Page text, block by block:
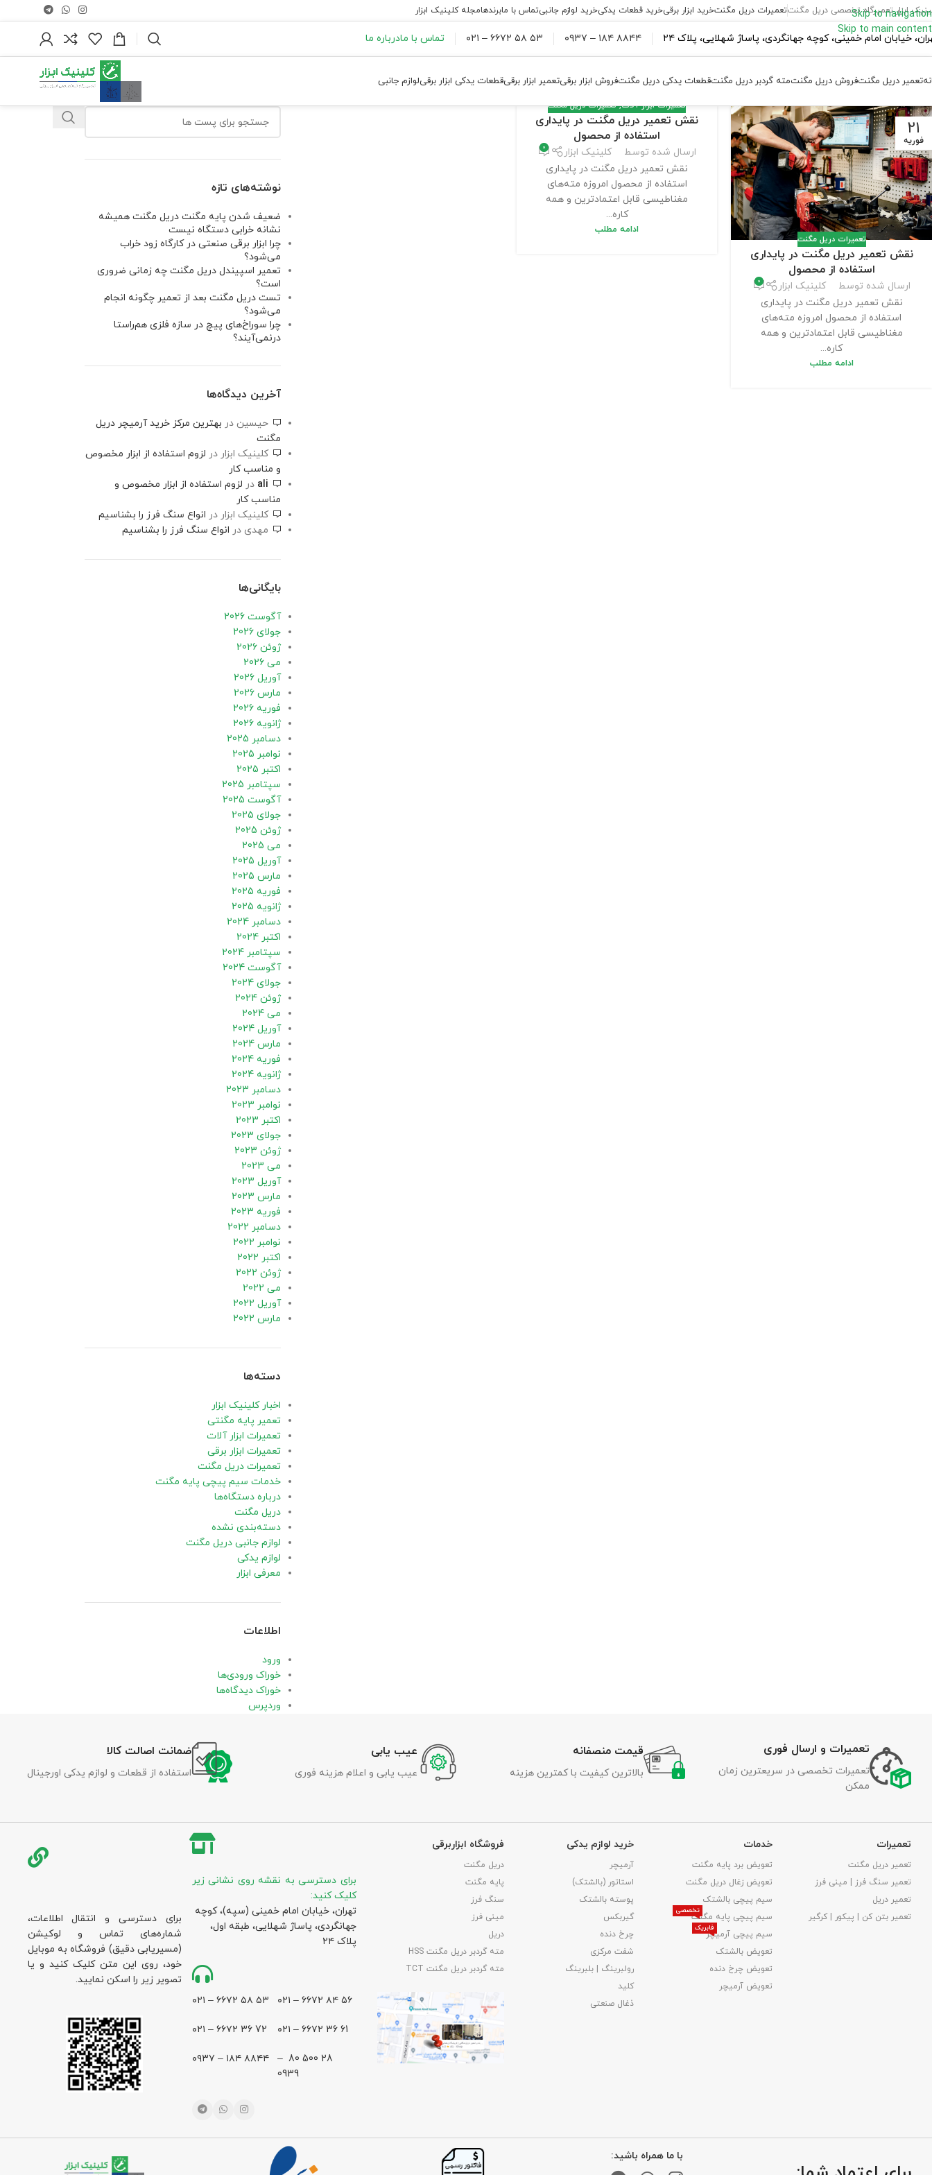
Skip to navigation
Skip to main content
ابزار تعمیرگاه تخصصی دریل مگنتتعمیرات دریل مگنتخرید ابزار برقیخرید قطعات یدکیخرید لوازم جانبیتماس با مابرندهامجله کلینیک ابزار
خیابان امام خمینی، کوچه جهانگردی، پاساژ شهلایی، پلاک ۲۴ ۸۸۴۴ ۱۸۴ – ۰۹۳۷ ۵۳ ۵۸ ۶۶۷۲ – ۰۲۱ تماس با مادرباره ما
تعمیر دریل مگنتفروش دریل مگنتمته گردبر دریل مگنتقطعات یدکی دریل مگنتفروش ابزار برقیتعمیر ابزار برقیقطعات یدکی ابزار برقیلوازم جانبی
21
فوریه
تعمیرات دریل مگنت
نقش تعمیر دریل مگنت در پایداری
استفاده از محصول
ارسال شده توسط کلینیک ابزار 0
نقش تعمیر دریل مگنت در پایداری
استفاده از محصول امروزه مته‌های
مغناطیسی قابل اعتمادترین و همه
کاره...
ادامه مطلب
تعمیرات ابزار آلات,تعمیرات دریل مگنت
نقش تعمیر دریل مگنت در پایداری
استفاده از محصول
ارسال شده توسط کلینیک ابزار 0
نقش تعمیر دریل مگنت در پایداری
استفاده از محصول امروزه مته‌های
مغناطیسی قابل اعتمادترین و همه
کاره...
ادامه مطلب
نوشته‌های تازه
ضعیف شدن پایه مگنت دریل مگنت همیشه
نشانه خرابی دستگاه نیست
چرا ابزار برقی صنعتی در کارگاه زود خراب
می‌شود؟
تعمیر اسپیندل دریل مگنت چه زمانی ضروری
است؟
تست دریل مگنت بعد از تعمیر چگونه انجام
می‌شود؟
چرا سوراخ‌های پیچ در سازه فلزی هم‌راستا
درنمی‌آیند؟
آخرین دیدگاه‌ها
حیسین در بهترین مرکز خرید آرمیچر دریل
مگنت
کلینیک ابزار در لزوم استفاده از ابزار مخصوص
و مناسب کار
ali در لزوم استفاده از ابزار مخصوص و
مناسب کار
کلینیک ابزار در انواع سنگ فرز را بشناسیم
مهدی در انواع سنگ فرز را بشناسیم
بایگانی‌ها
آگوست 2026
جولای 2026
ژوئن 2026
می 2026
آوریل 2026
مارس 2026
فوریه 2026
ژانویه 2026
دسامبر 2025
نوامبر 2025
اکتبر 2025
سپتامبر 2025
آگوست 2025
جولای 2025
ژوئن 2025
می 2025
آوریل 2025
مارس 2025
فوریه 2025
ژانویه 2025
دسامبر 2024
اکتبر 2024
سپتامبر 2024
آگوست 2024
جولای 2024
ژوئن 2024
می 2024
آوریل 2024
مارس 2024
فوریه 2024
ژانویه 2024
دسامبر 2023
نوامبر 2023
اکتبر 2023
جولای 2023
ژوئن 2023
می 2023
آوریل 2023
مارس 2023
فوریه 2023
دسامبر 2022
نوامبر 2022
اکتبر 2022
ژوئن 2022
می 2022
آوریل 2022
مارس 2022
دسته‌ها
اخبار کلینیک ابزار
تعمیر پایه مگنتی
تعمیرات ابزار آلات
تعمیرات ابزار برقی
تعمیرات دریل مگنت
خدمات سیم پیچی پایه مگنت
درباره دستگاه‌ها
دریل مگنت
دسته‌بندی نشده
لوازم جانبی دریل مگنت
لوازم یدکی
معرفی ابزار
اطلاعات
ورود
خوراک ورودی‌ها
خوراک دیدگاه‌ها
وردپرس
تعمیرات و ارسال فوری
تعمیرات تخصصی در سریعترین زمان
ممکن
قیمت منصفانه
بالاترین کیفیت با کمترین هزینه
عیب یابی
عیب یابی و اعلام هزینه فوری
ضمانت اصالت کالا
استفاده از قطعات و لوازم یدکی اورجینال
تعمیرات
تعمیر دریل مگنت
تعمیر سنگ فرز | مینی فرز
تعمیر دریل
تعمیر بتن کن | پیکور | کرگیر
خدمات
تعویض برد پایه مگنت
تعویض زغال دریل مگنت
سیم پیچی بالشتک
سیم پیچی پایه مگنت
تخصصی
سیم پیچی آرمیچر
فابریک
تعویض بالشتک​
تعویض چرخ دنده
تعویض آرمیچر
خرید لوازم یدکی
آرمیچر
استاتور (بالشتک)
پوسته بالشتک
گیربکس
چرخ دنده
شفت مرکزی
رولبرینگ | بلبرینگ
کلید
ذغال صنعتی
فروشگاه ابزاربرقی
دریل مگنت
پایه مگنت
سنگ فرز
مینی فرز
دریل
مته گردبر دریل مگنت HSS
مته گردبر دریل مگنت TCT
برای دسترسی به نقشه روی نشانی زیر
کلیک کنید:
تهران، خیابان امام خمینی (سپه)، کوچه
جهانگردی،‌ پاساژ شهلایی، طبقه اول،
پلاک ۲۴
۵۶ ۸۴ ۶۶۷۲ – ۰۲۱
61 36 ۶۶۷۲ – ۰۲۱
28 500 80 –
0939
۵۳ ۵۸ ۶۶۷۲ – ۰۲۱
72 36 ۶۶۷۲ – ۰۲۱
۸۸۴۴ ۱۸۴ – ۰۹۳۷
برای دسترسی و انتقال اطلاعات،
شماره‌های تماس و لوکیشن
(مسیریابی دقیق) فروشگاه به موبایل
خود، روی این متن کلیک کنید و یا
تصویر زیر را اسکن نمایید.
با ما همراه باشید: